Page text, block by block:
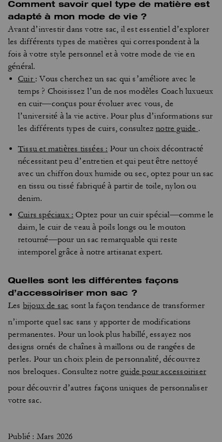
Comment savoir quel type de matière est
adapté à mon mode de vie ?
Avant d’investir dans votre sac, il est essentiel d’explorer
les différents types de matières qui correspondent à la
fois à votre style personnel et à votre mode de vie en
général.
Cuir : Vous cherchez un sac qui s’améliore avec le
temps ? Choisissez l’un de nos modèles Coach luxueux
en cuir—conçus pour évoluer avec vous, de
l’université à la vie active. Pour plus d’informations sur
les différents types de cuirs, consulteznotre guide .
Tissu et matières tissées : Pour un choix décontracté
nécessitant peu d’entretien et qui peut être nettoyé
avec un chiffon doux humide ou sec, optez pour un sac
en tissu ou tissé fabriqué à partir de toile, nylon ou
denim.
Cuirs spéciaux : Optez pour un cuir spécial—comme le
daim, le cuir de veau à poils longs ou le mouton
retourné—pour un sac remarquable qui reste
intemporel grâce à notre artisanat expert.
Quelles sont les différentes façons
d’accessoiriser mon sac ?
Les bijoux de sac sont la façon tendance de transformer
n’importe quel sac sans y apporter de modifications
permanentes. Pour un look plus habillé, essayez nos
designs ornés de chaînes à maillons ou de rangées de
perles. Pour un choix plein de personnalité, découvrez
nos breloques. Consultez notreguide pour accessoiriser
pour découvrir d’autres façons uniques de personnaliser
votre sac.
Publié : Mars 2026